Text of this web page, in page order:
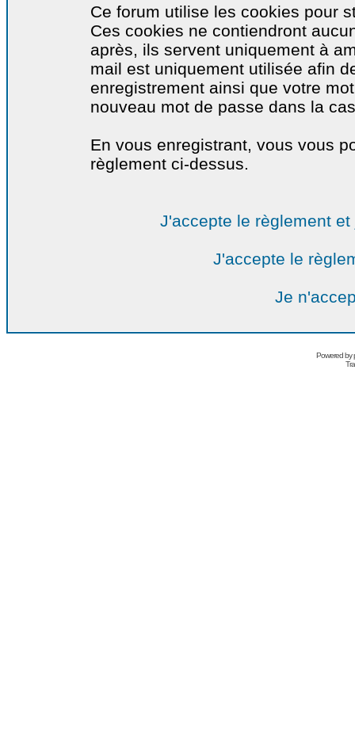
Ce forum utilise les cookies pour
Ces cookies ne contiendront
après, ils servent uniquement à
mail est uniquement utilisée afin
enregistrement ainsi que votre
nouveau mot de passe dans la
En vous enregistrant, vous vous
règlement ci-dessus.
J'accepte le règlement
J'accepte le
Je
Powered by